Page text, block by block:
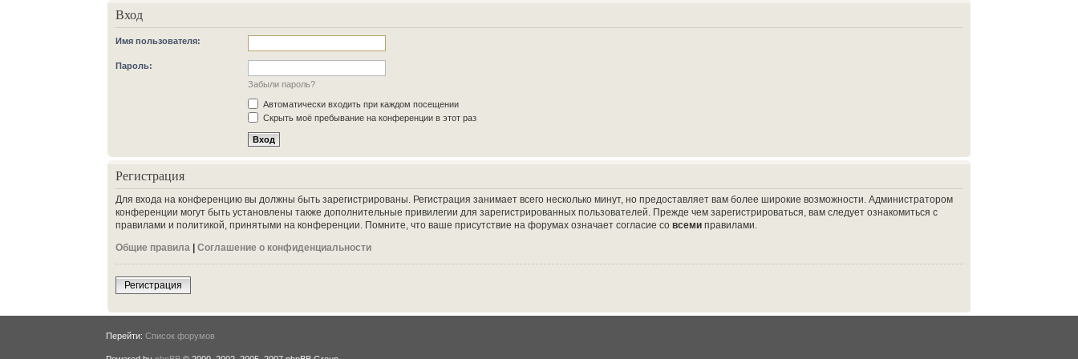
Вход
Имя пользователя:
Пароль:
Забыли пароль?
Автоматически входить при каждом посещении
Скрыть моё пребывание на конференции в этот раз
Регистрация
Для входа на конференцию вы должны быть зарегистрированы. Регистрация занимает всего несколько минут, но предоставляет вам более широкие возможности. Администратором
конференции могут быть установлены также дополнительные привилегии для зарегистрированных пользователей. Прежде чем зарегистрироваться, вам следует ознакомиться с
правилами и политикой, принятыми на конференции. Помните, что ваше присутствие на форумах означает согласие совсеми правилами.
Общие правила |Соглашение о конфиденциальности
Регистрация
Перейти: Список форумов